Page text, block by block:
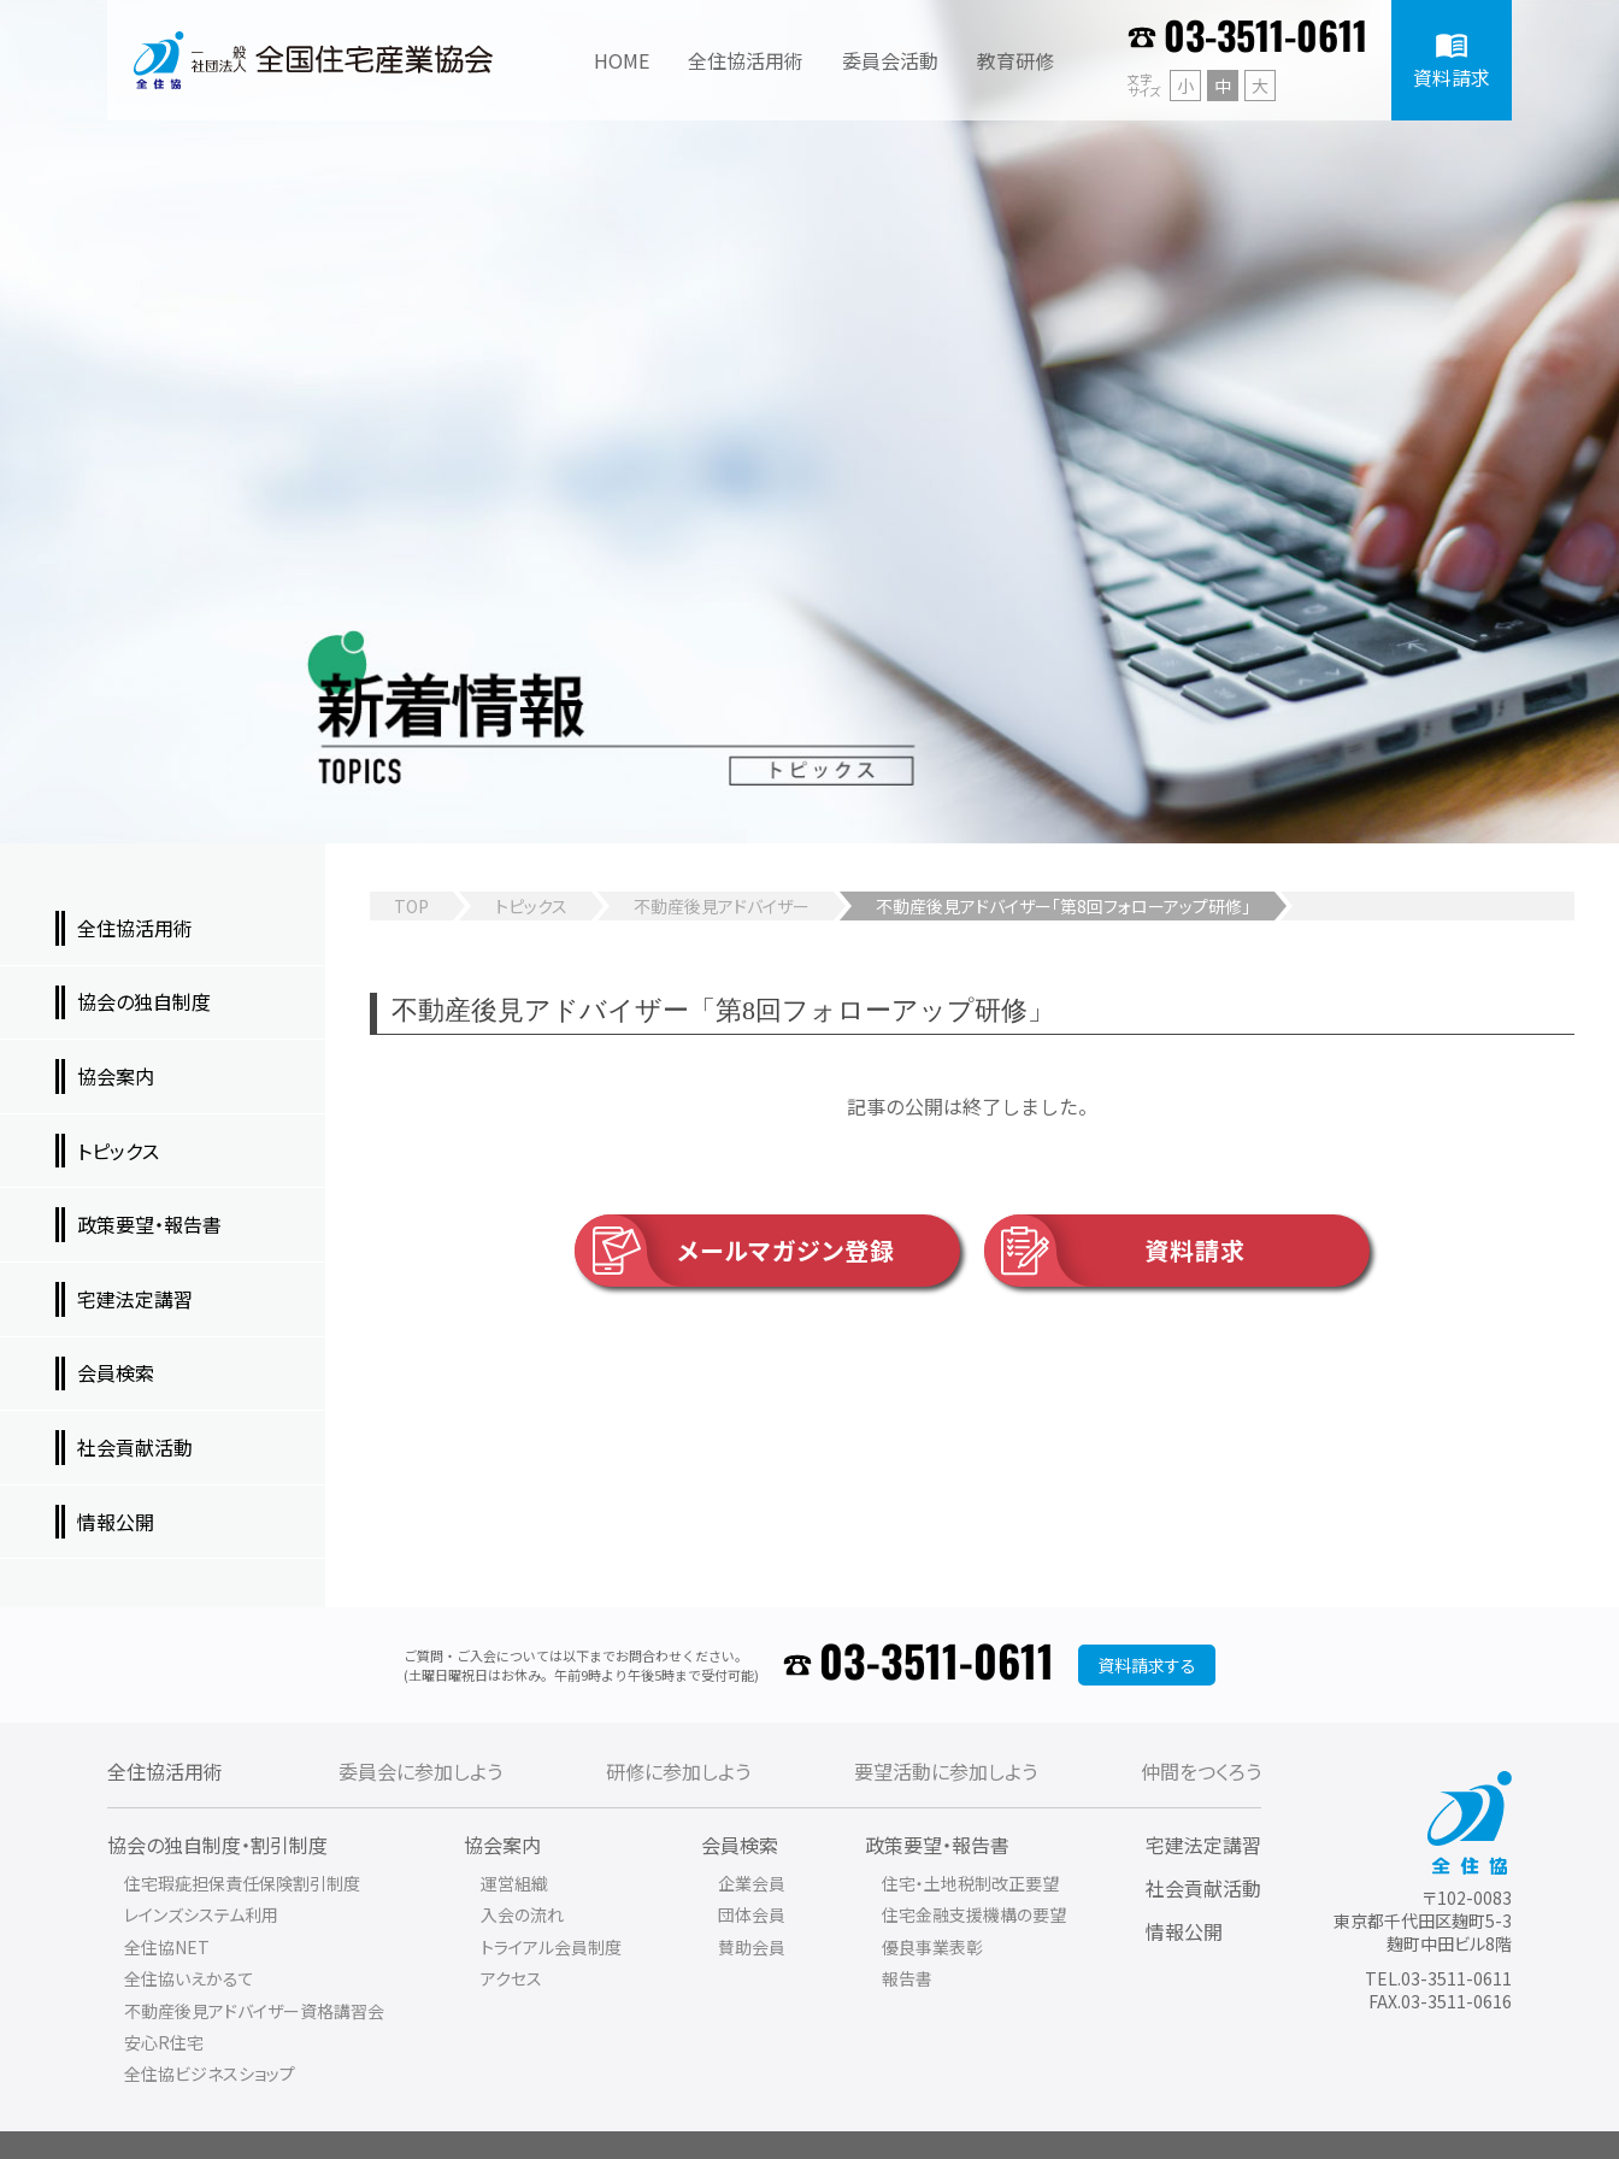
HOME 全住協活用術 委員会活動 教育研修 03-3511-0611
文字
サイズ 小 中 大
menu_book
資料請求
TOP トピックス 不動産後見アドバイザー 不動産後見アドバイザー「第8回フォローアップ研修」
不動産後見アドバイザー「第8回フォローアップ研修」
記事の公開は終了しました。
メールマガジン登録 資料請求
全住協活用術
協会の独自制度
協会案内
トピックス
政策要望・報告書
宅建法定講習
会員検索
社会貢献活動
情報公開
ご質問・ご入会については以下までお問合わせください。
(土曜日曜祝日はお休み。午前9時より午後5時まで受付可能)
03-3511-0611 資料請求する
全住協活用術 委員会に参加しよう 研修に参加しよう 要望活動に参加しよう 仲間をつくろう
協会の独自制度・割引制度
住宅瑕疵担保責任保険割引制度
レインズシステム利用
全住協NET
全住協いえかるて
不動産後見アドバイザー資格講習会
安心R住宅
全住協ビジネスショップ
協会案内
運営組織
入会の流れ
トライアル会員制度
アクセス
会員検索
企業会員
団体会員
賛助会員
政策要望・報告書
住宅・土地税制改正要望
住宅金融支援機構の要望
優良事業表彰
報告書
宅建法定講習
社会貢献活動
情報公開
〒102-0083
東京都千代田区麹町5-3
麹町中田ビル8階
TEL.03-3511-0611
FAX.03-3511-0616